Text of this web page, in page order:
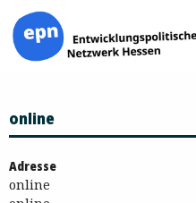
Inhalt
springen
online
Adresse
online